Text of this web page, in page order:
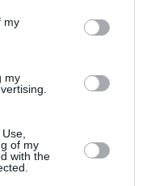
my
my
of my
with the
même moins pire que
pour les
RÉPONDRE
20 décembre 2017 - 12 h